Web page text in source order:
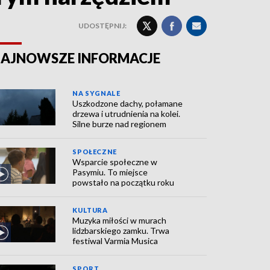
UDOSTĘPNIJ:
INFORMACJE
NA SYGNALE
Uszkodzone dachy, połamane
drzewa i utrudnienia na kolei.
Silne burze nad regionem
SPOŁECZNE
Wsparcie społeczne w
Pasymiu. To miejsce
powstało na początku roku
KULTURA
Muzyka miłości w murach
lidzbarskiego zamku. Trwa
festiwal Varmia Musica